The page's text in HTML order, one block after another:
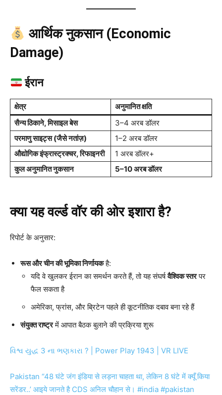
आर्थिक नुकसान (Economic
Damage)
ईरान
क्षेत्र
अनुमानित क्षति
सैन्य ठिकाने, मिसाइल बेस
3–4 अरब डॉलर
परमाणु साइट्स (जैसे नतांज़)
1–2 अरब डॉलर
औद्योगिक इंफ्रास्ट्रक्चर, रिफाइनरी
1 अरब डॉलर+
कुल अनुमानित नुकसान
5–10 अरब डॉलर
क्या यह वर्ल्ड वॉर की ओर इशारा है?
रिपोर्ट के अनुसार:
रूस और चीन की भूमिका निर्णायकहै:
यदि वे खुलकर ईरान का समर्थन करते हैं, तो यह संघर्षवैश्विक स्तरपर
फैल सकता है
अमेरिका, फ्रांस, और ब्रिटेन पहले ही कूटनीतिक दबाव बना रहे हैं
संयुक्त राष्ट्रमें आपात बैठक बुलाने की प्रक्रिया शुरू
વિશ્વ યુદ્ધ 3 ના ભણકારા ? | Power Play 1943 | VR LIVE
Pakistan “48 घंटे जंग इंडिया से लड़ना चाहता था, लेकिन 8 घंटे में क्यूँ किया
सरेंडर..’ आइये जानते है CDS अनिल चौहान से। #india #pakistan